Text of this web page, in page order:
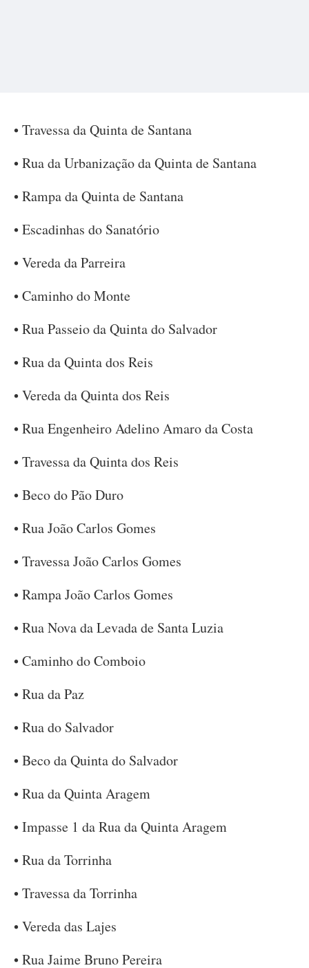
• Travessa da Quinta de Santana
• Rua da Urbanização da Quinta de Santana
• Rampa da Quinta de Santana
• Escadinhas do Sanatório
• Vereda da Parreira
• Caminho do Monte
• Rua Passeio da Quinta do Salvador
• Rua da Quinta dos Reis
• Vereda da Quinta dos Reis
• Rua Engenheiro Adelino Amaro da Costa
• Travessa da Quinta dos Reis
• Beco do Pão Duro
• Rua João Carlos Gomes
• Travessa João Carlos Gomes
• Rampa João Carlos Gomes
• Rua Nova da Levada de Santa Luzia
• Caminho do Comboio
• Rua da Paz
• Rua do Salvador
• Beco da Quinta do Salvador
• Rua da Quinta Aragem
• Impasse 1 da Rua da Quinta Aragem
• Rua da Torrinha
• Travessa da Torrinha
• Vereda das Lajes
• Rua Jaime Bruno Pereira